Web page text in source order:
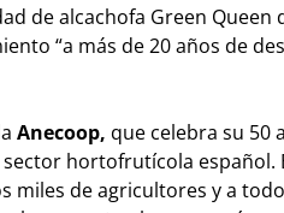
de alcachofa Green Queen
“a más de 20 años de
Anecoop, que celebra su 50
hortofrutícola español.
miles de agricultores y a